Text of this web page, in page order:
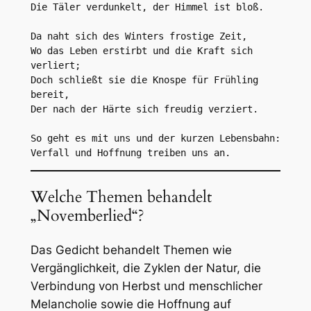
Die Täler verdunkelt, der Himmel ist bloß.
Da naht sich des Winters frostige Zeit,
Wo das Leben erstirbt und die Kraft sich
verliert;
Doch schließt sie die Knospe für Frühling
bereit,
Der nach der Härte sich freudig verziert.
So geht es mit uns und der kurzen Lebensbahn:
Welche Themen behandelt
„Novemberlied“?
Das Gedicht behandelt Themen wie
Vergänglichkeit, die Zyklen der Natur, die
Verbindung von Herbst und menschlicher
Melancholie sowie die Hoffnung auf